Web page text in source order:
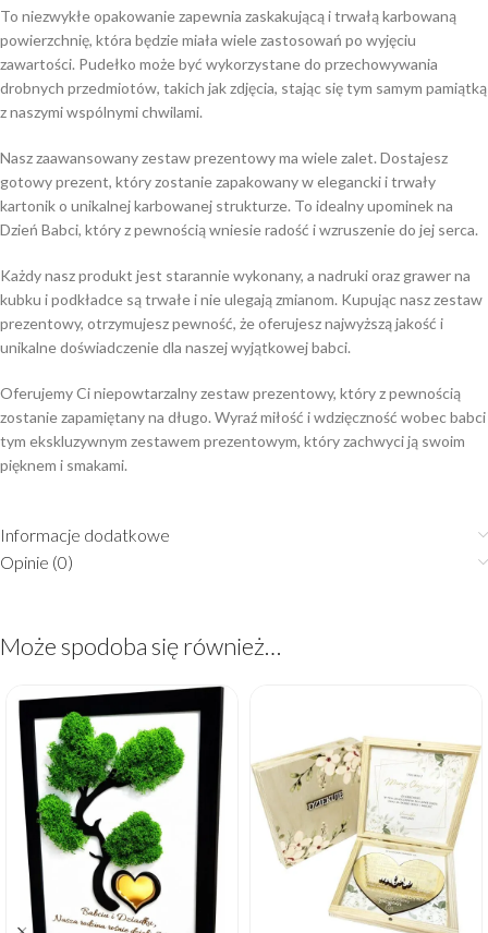
To niezwykłe opakowanie zapewnia zaskakującą i trwałą karbowaną
powierzchnię, która będzie miała wiele zastosowań po wyjęciu
zawartości. Pudełko może być wykorzystane do przechowywania
drobnych przedmiotów, takich jak zdjęcia, stając się tym samym pamiątką
z naszymi wspólnymi chwilami.
Nasz zaawansowany zestaw prezentowy ma wiele zalet. Dostajesz
gotowy prezent, który zostanie zapakowany w elegancki i trwały
kartonik o unikalnej karbowanej strukturze. To idealny upominek na
Dzień Babci, który z pewnością wniesie radość i wzruszenie do jej serca.
Każdy nasz produkt jest starannie wykonany, a nadruki oraz grawer na
kubku i podkładce są trwałe i nie ulegają zmianom. Kupując nasz zestaw
prezentowy, otrzymujesz pewność, że oferujesz najwyższą jakość i
unikalne doświadczenie dla naszej wyjątkowej babci.
Oferujemy Ci niepowtarzalny zestaw prezentowy, który z pewnością
zostanie zapamiętany na długo. Wyraź miłość i wdzięczność wobec babci
tym ekskluzywnym zestawem prezentowym, który zachwyci ją swoim
pięknem i smakami.
Informacje dodatkowe
Opinie (0)
Może spodoba się również…